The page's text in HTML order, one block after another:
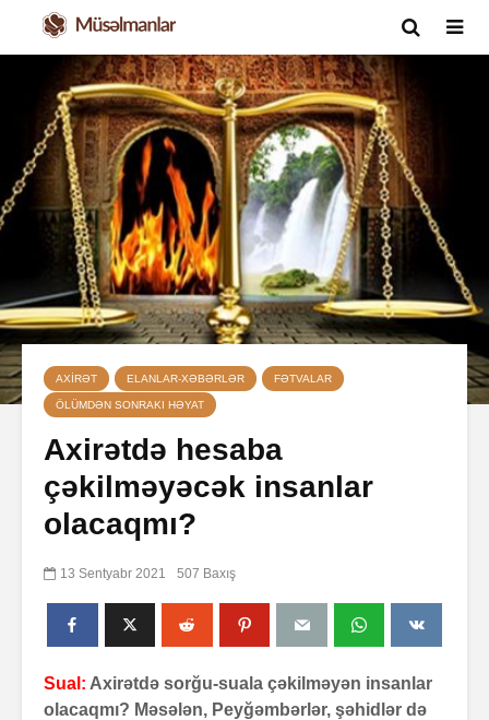
AXIRƏT ELANLAR-XƏBƏRLƏR FƏTVALAR
ÖLÜMDƏN SONRAKI HƏYAT
Axirətdə hesaba
çəkilməyəcək insanlar
olacaqmı?
13 Sentyabr 2021 507 Baxış
Sual: Axirətdə sorğu-suala çəkilməyən insanlar
olacaqmı? Məsələn, Peyğəmbərlər, şəhidlər də